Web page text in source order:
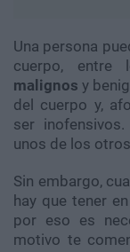
Una persona
cuerpo, entre
malignos y
del cuerpo y,
ser
unos de los
Sin embargo,
hay que tener
por eso es
motivo te